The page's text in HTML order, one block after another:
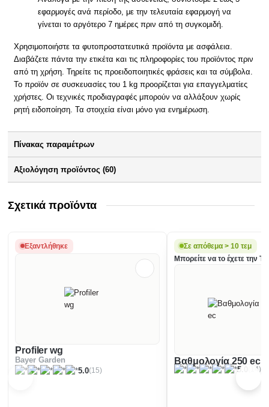
εφαρμογές ανά περίοδο, με την τελευταία εφαρμογή να
γίνεται το αργότερο 7 ημέρες πριν από τη συγκομιδή.
Χρησιμοποιήστε τα φυτοπροστατευτικά προϊόντα με ασφάλεια.
Διαβάζετε πάντα την ετικέτα και τις πληροφορίες του προϊόντος πριν
από τη χρήση. Τηρείτε τις προειδοποιητικές φράσεις και τα σύμβολα.
Το προϊόν σε συσκευασίες του 1 kg προορίζεται για επαγγελματίες
χρήστες. Οι τεχνικές προδιαγραφές μπορούν να αλλάξουν χωρίς
ρητή ειδοποίηση. Τα στοιχεία είναι μόνο για ενημέρωση.
Πίνακας παραμέτρων
Αξιολόγηση προϊόντος (60)
Σχετικά προϊόντα
Εξαντλήθηκε
Profiler wg
Bayer Garden
5.0(15)
Σε απόθεμα > 10 τεμ
Μπορείτε να το έχετε την
Βαθμολογία 250 ec
5.0 (14)